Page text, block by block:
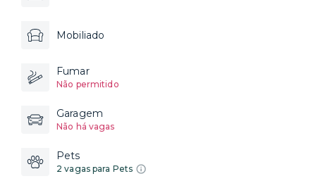
Mobiliado
Fumar
Não permitido
Garagem
Não há vagas
Pets
2 vagas para Pets